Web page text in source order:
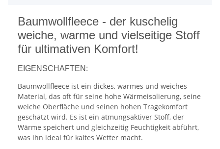
Baumwollfleece - der kuschelig
weiche, warme und vielseitige Stoff
für ultimativen Komfort!
EIGENSCHAFTEN:
Baumwollfleece ist ein dickes, warmes und weiches
Material, das oft für seine hohe Wärmeisolierung, seine
weiche Oberfläche und seinen hohen Tragekomfort
geschätzt wird. Es ist ein atmungsaktiver Stoff, der
Wärme speichert und gleichzeitig Feuchtigkeit abführt,
was ihn ideal für kaltes Wetter macht.